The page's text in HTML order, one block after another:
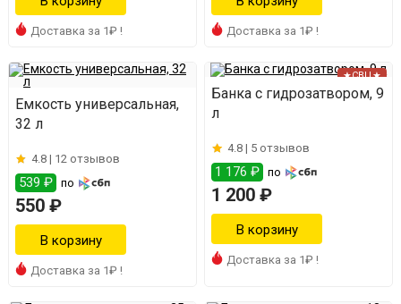
Доставка за 1₽ ! Доставка за 1₽ !
Емкость универсальная,
32 л
4.8 | 12 отзывов
539 ₽ по
550 ₽
Доставка за 1₽ !
★СВЦ★
Банка с гидрозатвором, 9
л
4.8 | 5 отзывов
1 176 ₽ по
1 200 ₽
Доставка за 1₽ !